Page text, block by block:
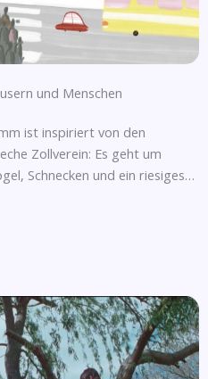
und Menschen
ist inspiriert von den
Zollverein: Es geht um
Schnecken und ein riesiges…